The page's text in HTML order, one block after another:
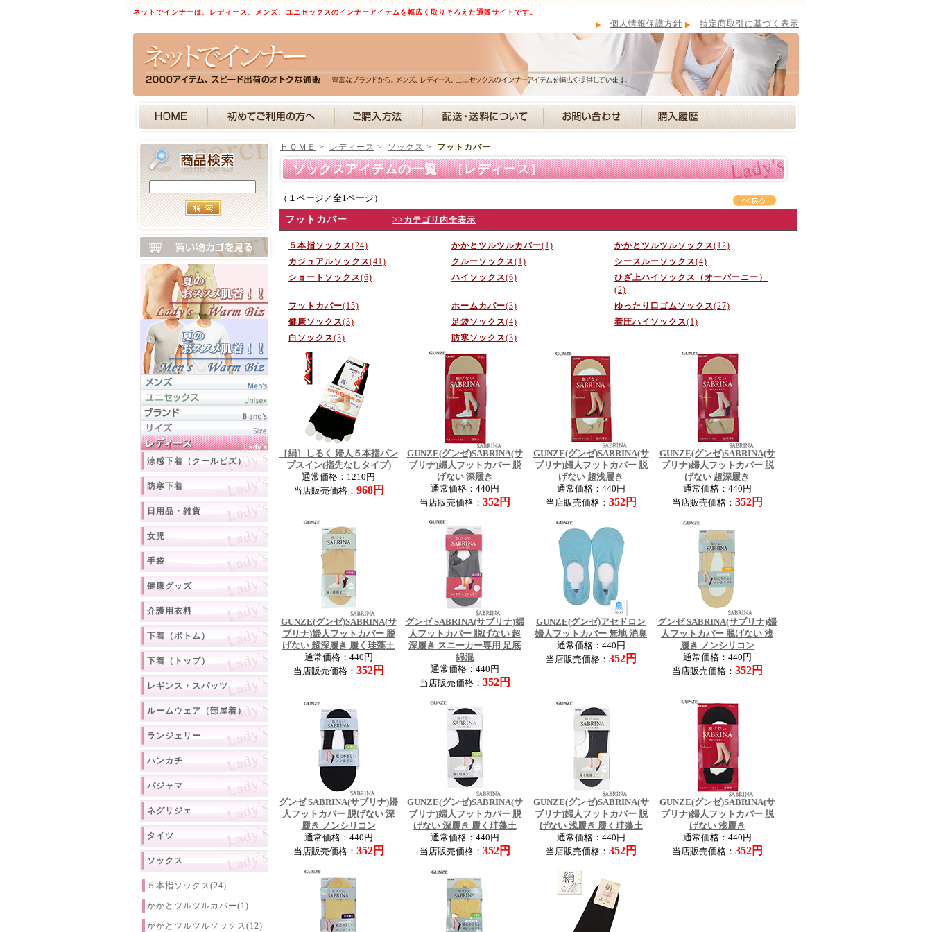
ネットでインナーは、レディース、メンズ、ユニセックスのインナーアイテムを幅広く取りそろえた通販サイトです。
特定商取引に基づく表示
個人情報保護方針
涼感下着（クールビズ）
防寒下着
日用品・雑貨
女児
手袋
健康グッズ
介護用衣料
下着（ボトム）
下着（トップ）
レギンス・スパッツ
ルームウェア（部屋着）
ランジェリー
ハンカチ
パジャマ
ネグリジェ
タイツ
ソックス
５本指ソックス(24)
かかとツルツルカバー(1)
かかとツルツルソックス(12)
ＨＯＭＥ > レディース > ソックス > フットカバー
ソックスアイテムの一覧 ［レディース］
（１ページ／全1ページ）
フットカバー >>カテゴリ内全表示
５本指ソックス(24) かかとツルツルカバー(1) かかとツルツルソックス(12)
カジュアルソックス(41) クルーソックス(1) シースルーソックス(4)
ショートソックス(6) ハイソックス(6)
ひざ上ハイソックス（オーバーニー）
(2)
フットカバー(15) ホームカバー(3) ゆったり口ゴムソックス(27)
健康ソックス(3) 足袋ソックス(4) 着圧ハイソックス(1)
白ソックス(3) 防寒ソックス(3)
［絹］しるく 婦人５本指パン
プスイン(指先なしタイプ)
通常価格：1210円
当店販売価格： 968円
GUNZE(グンゼ)SABRINA(サ
ブリナ)婦人フットカバー 脱
げない 深履き
通常価格：440円
当店販売価格： 352円
GUNZE(グンゼ)SABRINA(サ
ブリナ)婦人フットカバー 脱
げない 超浅履き
通常価格：440円
当店販売価格： 352円
GUNZE(グンゼ)SABRINA(サ
ブリナ)婦人フットカバー 脱
げない 超深履き
通常価格：440円
当店販売価格： 352円
GUNZE(グンゼ)SABRINA(サ
ブリナ)婦人フットカバー 脱
げない 超深履き 履く珪藻土
通常価格：440円
当店販売価格： 352円
グンゼ SABRINA(サブリナ)婦
人フットカバー 脱げない 超
深履き スニーカー専用 足底
綿混
通常価格：440円
当店販売価格： 352円
GUNZE(グンゼ)アセドロン
婦人フットカバー 無地 消臭
通常価格：440円
当店販売価格： 352円
グンゼ SABRINA(サブリナ)婦
人フットカバー 脱げない 浅
履き ノンシリコン
通常価格：440円
当店販売価格： 352円
グンゼ SABRINA(サブリナ)婦
人フットカバー 脱げない 深
履き ノンシリコン
通常価格：440円
当店販売価格： 352円
GUNZE(グンゼ)SABRINA(サ
ブリナ)婦人フットカバー 脱
げない 深履き 履く珪藻土
通常価格：440円
当店販売価格： 352円
GUNZE(グンゼ)SABRINA(サ
ブリナ)婦人フットカバー 脱
げない 浅履き 履く珪藻土
通常価格：440円
当店販売価格： 352円
GUNZE(グンゼ)SABRINA(サ
ブリナ)婦人フットカバー 脱
げない 浅履き
通常価格：440円
当店販売価格： 352円